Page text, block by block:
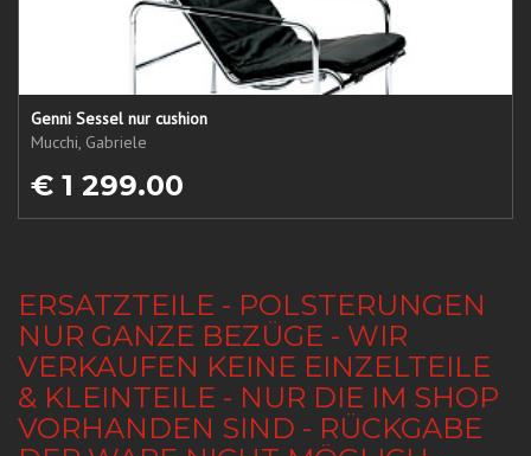
Genni Sessel nur cushion
Mucchi, Gabriele
€ 1 299.00
ERSATZTEILE - POLSTERUNGEN
NUR GANZE BEZÜGE - WIR
VERKAUFEN KEINE EINZELTEILE
& KLEINTEILE - NUR DIE IM SHOP
VORHANDEN SIND - RÜCKGABE